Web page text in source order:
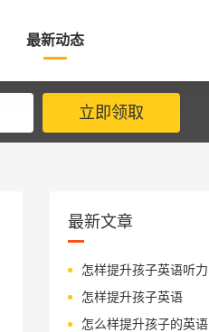
最新动态
立即领取
最新文章
怎样提升孩子英语听力
怎样提升孩子英语
怎么样提升孩子的英语